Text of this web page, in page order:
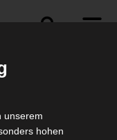
unserem
hohen